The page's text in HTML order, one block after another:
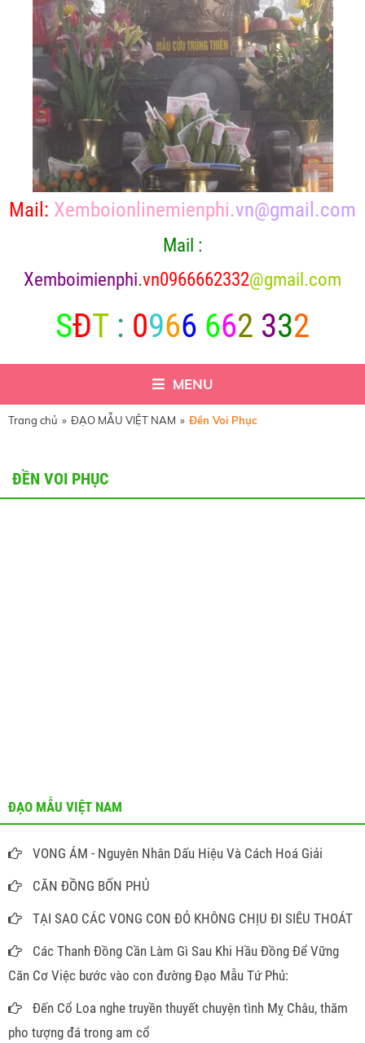
Mail: Xemboionlinemienphi.vn@gmail.com
Mail :
Xemboimienphi.vn0966662332@gmail.com
SĐT : 0966 662 332
MENU
Trang chủ » ĐẠO MẪU VIỆT NAM » Đền Voi Phục
ĐỀN VOI PHỤC
ĐẠO MẪU VIỆT NAM
VONG ÁM - Nguyên Nhân Dấu Hiệu Và Cách Hoá Giải
CĂN ĐỒNG BỐN PHỦ
TẠI SAO CÁC VONG CON ĐỎ KHÔNG CHỊU ĐI SIÊU THOÁT
Các Thanh Đồng Cần Làm Gì Sau Khi Hầu Đồng Để Vững
Căn Cơ Việc bước vào con đường Đạo Mẫu Tứ Phủ:
Đến Cổ Loa nghe truyền thuyết chuyện tình Mỵ Châu, thăm
pho tượng đá trong am cổ